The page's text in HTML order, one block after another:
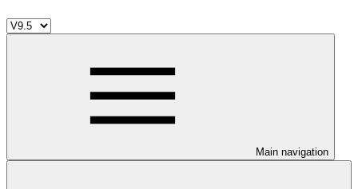
Main navigation